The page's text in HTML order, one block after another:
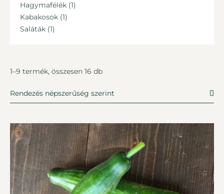
Hagymafélék (1)
Kabakosok (1)
Saláták (1)
1–9 termék, összesen 16 db